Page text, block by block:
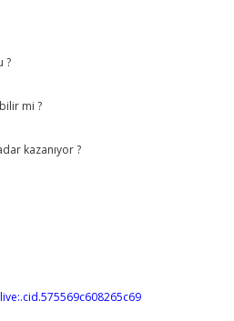
?
mi ?
kazanıyor ?